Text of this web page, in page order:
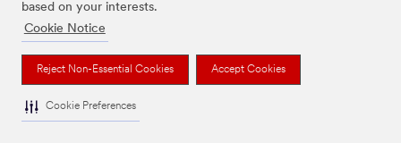
based on your interests.
Cookie Notice
Reject Non-Essential Cookies Accept Cookies
Cookie Preferences